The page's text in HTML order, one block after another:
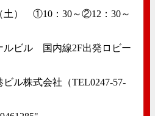
土） ①10：30～②12：30～
ルビル 国内線2F出発ロビー
ル株式会社（TEL0247-57-